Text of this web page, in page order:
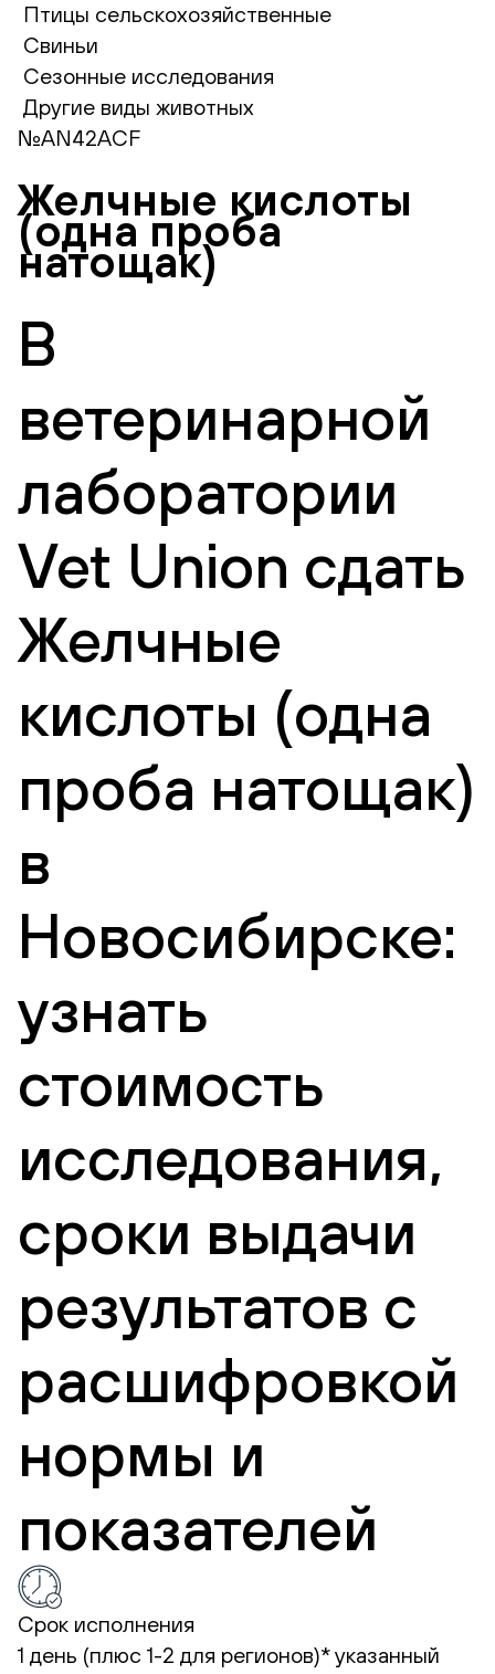
Птицы сельскохозяйственные
Свиньи
Сезонные исследования
Другие виды животных
№AN42ACF
Желчные кислоты
(одна проба
натощак)
В
ветеринарной
лаборатории
Vet Union сдать
Желчные
кислоты (одна
проба натощак)
в
Новосибирске:
узнать
стоимость
исследования,
сроки выдачи
результатов с
расшифровкой
нормы и
показателей
Срок исполнения
1 день (плюс 1-2 для регионов)*указанный